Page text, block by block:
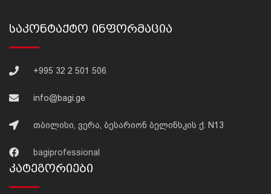
Საკონტაქტო Ინფორმაცია
+995 32 2 501 506
info@bagi.ge
თბილისი, ვერა, ბესარიონ ბელინსკის ქ. N13
bagiprofessional
Კატეგორიები